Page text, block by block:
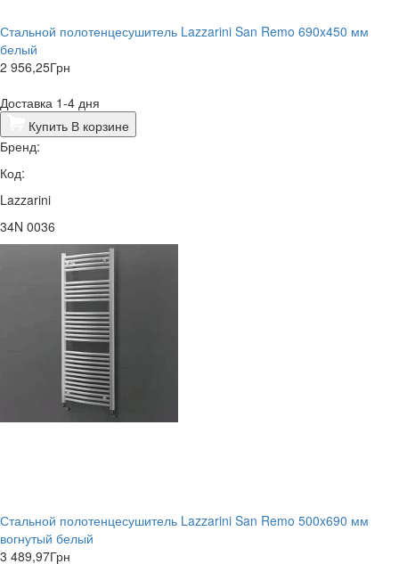
Стальной полотенцесушитель Lazzarini San Remo 690x450 мм
белый
2 956,25Грн
Доставка 1-4 дня
Купить В корзине
Бренд:
Код:
Lazzarini
34N 0036
Стальной полотенцесушитель Lazzarini San Remo 500x690 мм
вогнутый белый
3 489,97Грн